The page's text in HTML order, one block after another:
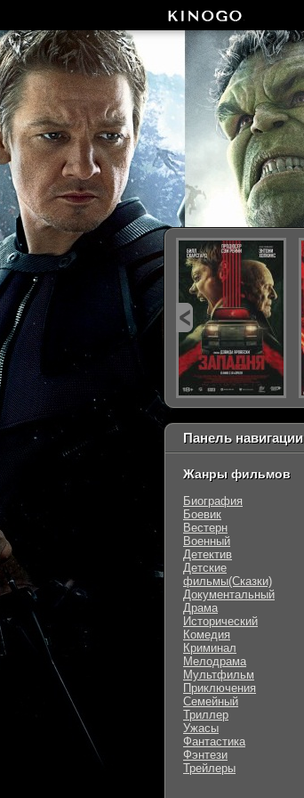
Панель навигации
Жанры фильмов
Биография
Боевик
Вестерн
Военный
Детектив
Детские
фильмы(Сказки)
Документальный
Драма
Исторический
Комедия
Криминал
Мелодрама
Мультфильм
Приключения
Семейный
Триллер
Ужасы
Фантастика
Фэнтези
Трейлеры